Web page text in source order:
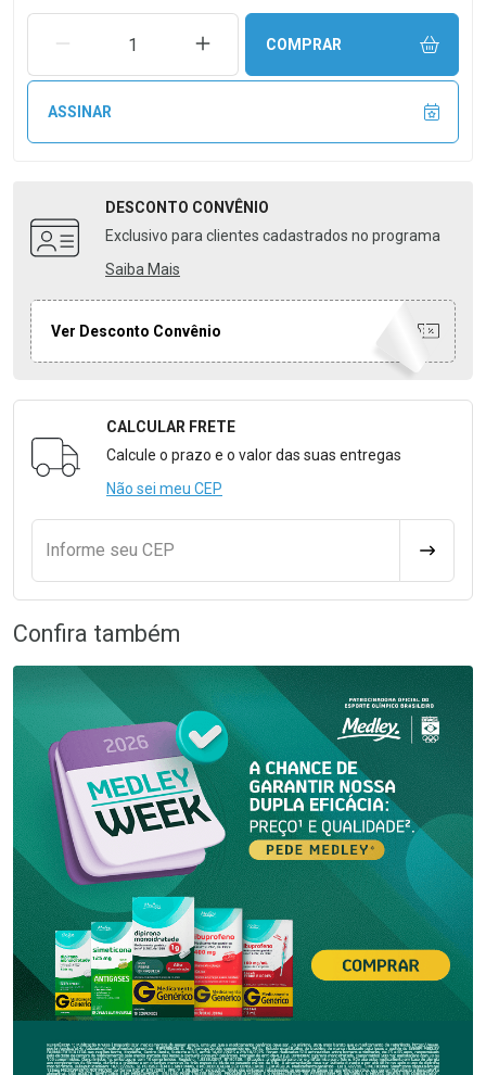
REMOVER UMA UNIDADEAUMENTAR UMA UNIDADE
COMPRAR
ASSINAR
DESCONTO CONVÊNIO
Exclusivo para clientes cadastrados no programa
Saiba Mais
Ver Desconto Convênio
Formulário para Calcular o Frete
CALCULAR FRETE
Calcule o prazo e o valor das suas entregas
Não sei meu CEP
Informe seu CEP
Confira também